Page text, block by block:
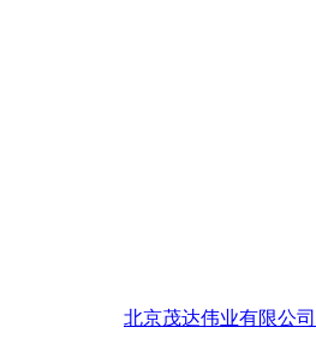
北京茂达伟业有限公司